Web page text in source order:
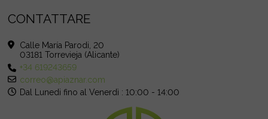
CONTATTARE
Calle María Parodi, 20
03181 Torrevieja (Alicante)
+34 619243659
correo@apiaznar.com
Dal Lunedi fino al Venerdì : 10:00 - 14:00